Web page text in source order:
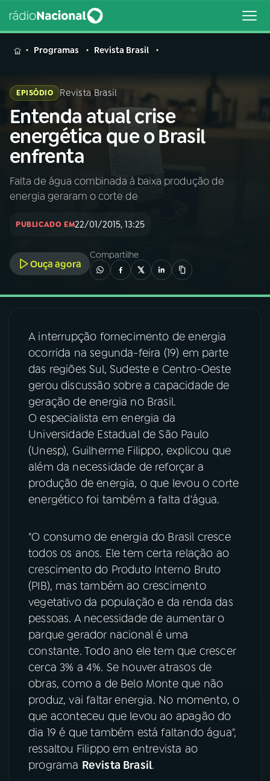
MENU
Buscar
na
Rádio
Nacional
Buscar
AO VIVO
INÍCIO
A RÁDIO
03PROGRAMAÇÃO
04PROGRAMAS
PODCASTS
06VIDEOCASTS
ÚLTIMAS
08FESTIVAL DE MÚSICA
ACOMPANHE A RÁDIO NACIONAL
YouTube Facebook
Instagram
TikTok
Programas Revista Brasil
EPISÓDIO Revista Brasil
Entenda atual crise
energética que o Brasil
enfrenta
Falta de água combinada à baixa produção de
energia geraram o corte de
PUBLICADO EM22/01/2015, 13:25
Ouça agora
Compartilhe
A interrupção fornecimento de energia
ocorrida na segunda-feira (19) em parte
das regiões Sul, Sudeste e Centro-Oeste
gerou discussão sobre a capacidade de
geração de energia no Brasil.
O especialista em energia da
Universidade Estadual de São Paulo
(Unesp), Guilherme Filippo, explicou que
além da necessidade de reforçar a
produção de energia, o que levou o corte
energético foi também a falta d'água.
"O consumo de energia do Brasil cresce
todos os anos. Ele tem certa relação ao
crescimento do Produto Interno Bruto
(PIB), mas também ao crescimento
vegetativo da população e da renda das
pessoas. A necessidade de aumentar o
parque gerador nacional é uma
constante. Todo ano ele tem que crescer
cerca 3% a 4%. Se houver atrasos de
obras, como a de Belo Monte que não
produz, vai faltar energia. No momento, o
que aconteceu que levou ao apagão do
dia 19 é que também está faltando água",
ressaltou Filippo em entrevista ao
programa Revista Brasil.